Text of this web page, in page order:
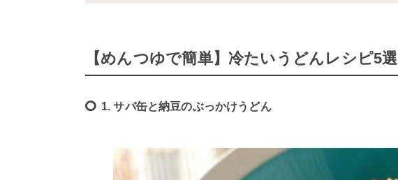
【めんつゆで簡単】冷たいうどんレシピ5選
1. サバ缶と納豆のぶっかけうどん